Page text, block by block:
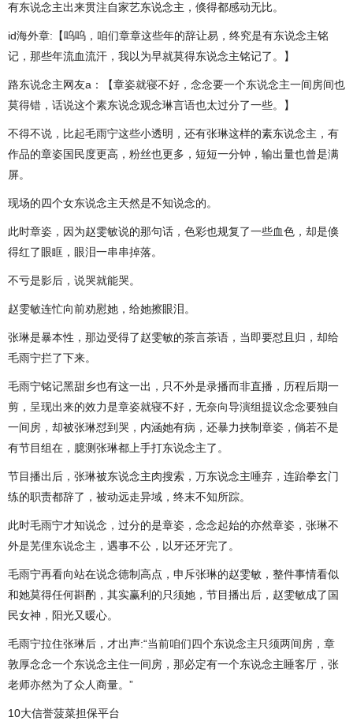
有东说念主出来贯注自家艺东说念主，倏得都感动无比。
id海外章:【呜呜，咱们章章这些年的辞让易，终究是有东说念主铭
记，那些年流血流汗，我以为早就莫得东说念主铭记了。】
路东说念主网友a：【章姿就寝不好，念念要一个东说念主一间房间也
莫得错，话说这个素东说念观念琳言语也太过分了一些。】
不得不说，比起毛雨宁这些小透明，还有张琳这样的素东说念主，有
作品的章姿国民度更高，粉丝也更多，短短一分钟，输出量也曾是满
屏。
现场的四个女东说念主天然是不知说念的。
此时章姿，因为赵雯敏说的那句话，色彩也规复了一些血色，却是倏
得红了眼眶，眼泪一串串掉落。
不亏是影后，说哭就能哭。
赵雯敏连忙向前劝慰她，给她擦眼泪。
张琳是暴本性，那边受得了赵雯敏的茶言茶语，当即要怼且归，却给
毛雨宁拦了下来。
毛雨宁铭记黑甜乡也有这一出，只不外是录播而非直播，历程后期一
剪，呈现出来的效力是章姿就寝不好，无奈向导演组提议念念要独自
一间房，却被张琳怼到哭，内涵她有病，还暴力挟制章姿，倘若不是
有节目组在，臆测张琳都上手打东说念主了。
节目播出后，张琳被东说念主肉搜索，万东说念主唾弃，连跆拳玄门
练的职责都辞了，被动远走异域，终末不知所踪。
此时毛雨宁才知说念，过分的是章姿，念念起始的亦然章姿，张琳不
外是芜俚东说念主，遇事不公，以牙还牙完了。
毛雨宁再看向站在说念德制高点，申斥张琳的赵雯敏，整件事情看似
和她莫得任何斟酌，其实赢利的只须她，节目播出后，赵雯敏成了国
民女神，阳光又暖心。
毛雨宁拉住张琳后，才出声:“当前咱们四个东说念主只须两间房，章
敦厚念念一个东说念主住一间房，那必定有一个东说念主睡客厅，张
老师亦然为了众人商量。”
10大信誉菠菜担保平台